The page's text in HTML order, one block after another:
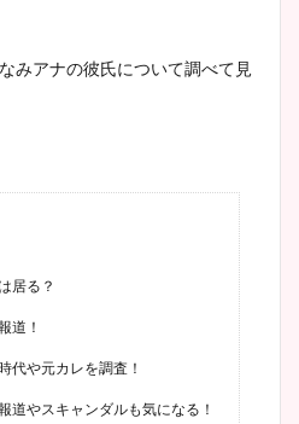
みアナの彼氏について調べて見
居る？
道！
代や元カレを調査！
道やスキャンダルも気になる！